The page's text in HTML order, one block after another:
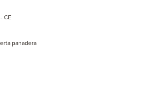
CE
panadera